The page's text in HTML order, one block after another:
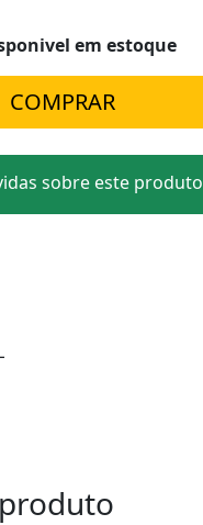
em estoque
sobre este produto